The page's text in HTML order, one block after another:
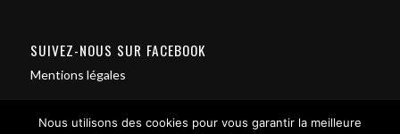
SUIVEZ-NOUS SUR FACEBOOK
Mentions légales
Nous utilisons des cookies pour vous garantir la meilleure